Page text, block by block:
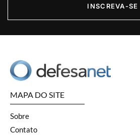
INSCREVA-SE
MAPA DO SITE
Sobre
Contato